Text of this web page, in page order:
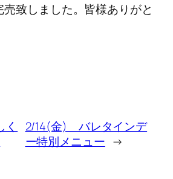
致しました。皆様ありがと
2/14(金) バレタインデ
ー特別メニュー →